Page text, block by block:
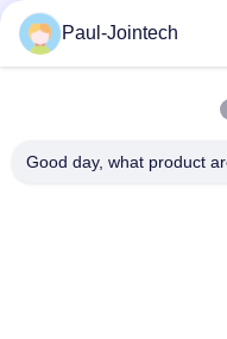
λογισμικού ΠΣΤ
Αρρενωπό ακολουθώντας
για τη θέση οχημάτων
Σε απευθείας σύνδεση
Paul-Jointech
Good day, what product